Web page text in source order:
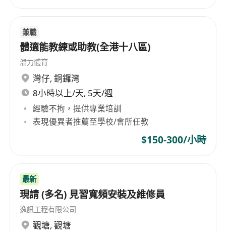
兼職
體適能教練或助教(全港十八區)
潛力體育
灣仔, 銅鑼灣
8小時以上/天, 5天/週
經驗不拘，提供專業培訓
表現優異者推薦至學校/會所任教
$150-300/小時
最新
現請 (多名) 見習寬頻安裝及維修員
逸訊工程有限公司
觀塘, 觀塘